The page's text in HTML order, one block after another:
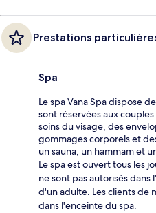
Prestations
Spa
Le spa Vana Spa dispose
sont réservées aux
soins du visage, des
gommages corporels et
un sauna, un hammam et
Le spa est ouvert tous les
ne sont pas autorisés dans
d'un adulte. Les clients de
dans l'enceinte du spa.